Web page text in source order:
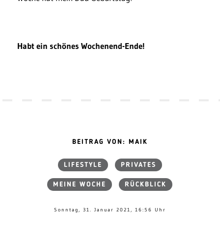
Habt ein schönes Wochenend-Ende!
BEITRAG VON: MAIK
LIFESTYLE PRIVATES
MEINE WOCHE RÜCKBLICK
Sonntag, 31. Januar 2021, 16:56 Uhr